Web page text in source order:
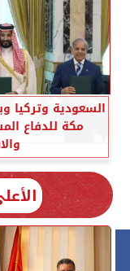
السعودية وتركيا
مكة للدفاع